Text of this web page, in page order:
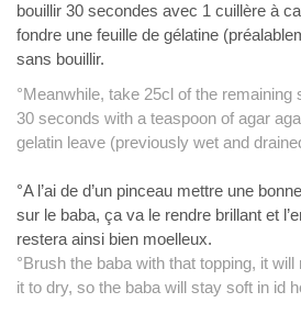
bouillir 30 secondes avec 1 cuillère à
fondre une feuille de gélatine
sans bouillir.
°Meanwhile, take 25cl of the remaining
30 seconds with a teaspoon of agar
gelatin leave (previously wet and
°A l’ai de d’un pinceau mettre une
sur le baba, ça va le rendre brillant et
restera ainsi bien moelleux.
°Brush the baba with that topping, it
it to dry, so the baba will stay soft in id